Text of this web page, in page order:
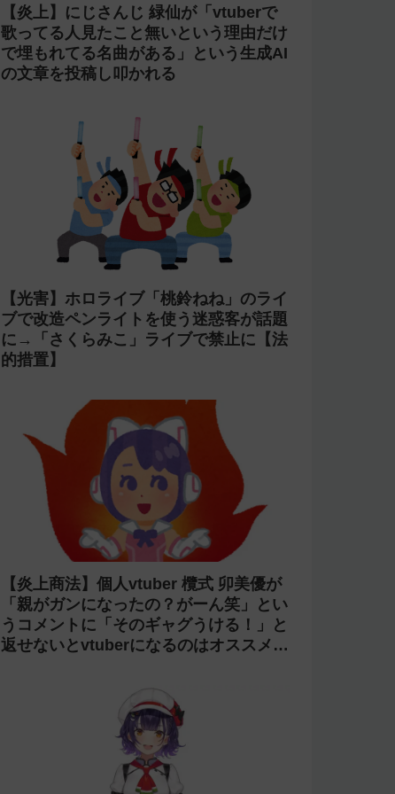
【炎上】にじさんじ 緑仙が「vtuberで
歌ってる人見たこと無いという理由だけ
で埋もれてる名曲がある」という生成AI
の文章を投稿し叩かれる
【光害】ホロライブ「桃鈴ねね」のライ
ブで改造ペンライトを使う迷惑客が話題
に→「さくらみこ」ライブで禁止に【法
的措置】
【炎上商法】個人vtuber 欖式 卯美優が
「親がガンになったの？がーん笑」とい
うコメントに「そのギャグうける！」と
返せないとvtuberになるのはオススメし